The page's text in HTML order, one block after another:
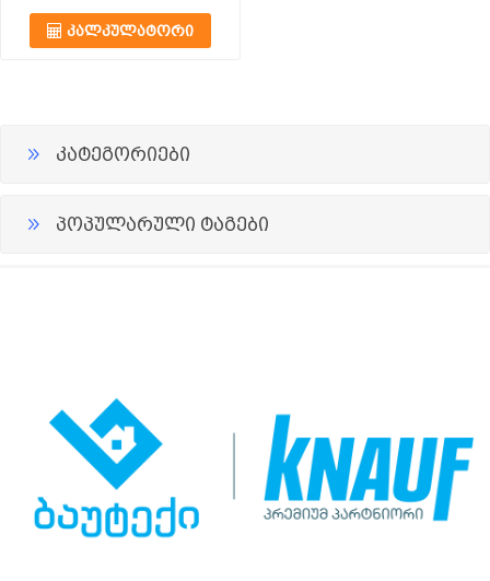
ᲙᲐᲚᲙᲣᲚᲐᲢᲝᲠᲘ
კატეგორიები
პოპულარული ტაგები